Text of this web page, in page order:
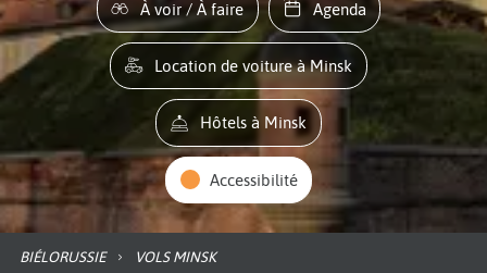
À voir / À faire Agenda
Location de voiture à Minsk
Hôtels à Minsk
Accessibilité
BIÉLORUSSIE VOLS MINSK